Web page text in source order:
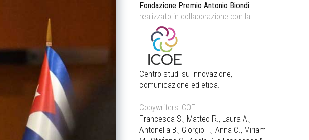
Fondazione Premio Antonio Biondi
realizzato in collaborazione con la
Centro studi su innovazione,
comunicazione ed etica.
Copywriters ICOE
Francesca S., Matteo R., Laura A.,
Antonella B., Giorgio F., Anna C., Miriam